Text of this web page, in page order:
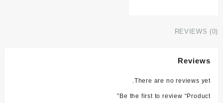
REVIEWS (0)
Reviews
There are no reviews yet.
Be the first to review “Product”